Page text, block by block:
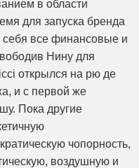
в области
для запуска бренда
все финансовые и
Нину для
открылся на рю де
и с первой же
Пока другие
чопорность,
воздушную и